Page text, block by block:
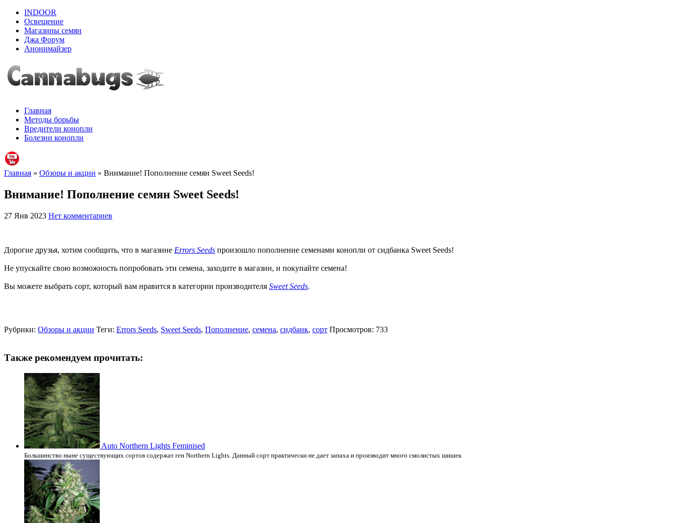
INDOOR
Освещение
Магазины семян
Джа Форум
Анонимайзер
Главная
Методы борьбы
Вредители конопли
Болезни конопли
Главная » Обзоры и акции » Внимание! Пополнение семян Sweet Seeds!
Внимание! Пополнение семян Sweet Seeds!
27 Янв 2023 Нет комментариев
Дорогие друзья, хотим сообщить, что в магазине Errors Seeds произошло пополнение семенами конопли от сидбанка Sweet Seeds!
Не упускайте свою возможность попробовать эти семена, заходите в магазин, и покупайте семена!
Вы можете выбрать сорт, который вам нравится в категории производителя Sweet Seeds.
Рубрики: Обзоры и акции Теги: Errors Seeds, Sweet Seeds, Пополнение, семена, сидбанк, сорт Просмотров: 733
Также рекомендуем прочитать:
Auto Northern Lights Feminised
Большинство ныне существующих сортов содержат ген Northern Lights. Данный сорт практически не дает запаха и производит много смолистых шишек